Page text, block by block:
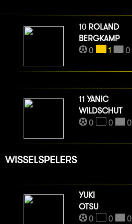
10 ROLAND
BERGKAMP
0
1 0
11 YANIC
WILDSCHUT
0
0 0
WISSELSPELERS
YUKI
OTSU
0
0 0